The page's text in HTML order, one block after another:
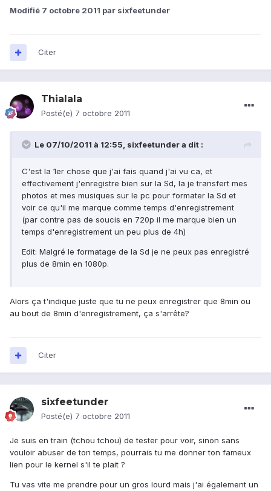
Modifié 7 octobre 2011 par sixfeetunder
Citer
Thialala
Posté(e) 7 octobre 2011
Le 07/10/2011 à 12:55, sixfeetunder a dit :
C'est la 1er chose que j'ai fais quand j'ai vu ca, et
effectivement j'enregistre bien sur la Sd, la je transfert mes
photos et mes musiques sur le pc pour formater la Sd et
voir ce qu'il me marque comme temps d'enregistrement
(par contre pas de soucis en 720p il me marque bien un
temps d'enregistrement un peu plus de 4h)
Edit: Malgré le formatage de la Sd je ne peux pas enregistré
plus de 8min en 1080p.
Alors ça t'indique juste que tu ne peux enregistrer que 8min ou
au bout de 8min d'enregistrement, ça s'arrête?
Citer
sixfeetunder
Posté(e) 7 octobre 2011
Je suis en train (tchou tchou) de tester pour voir, sinon sans
vouloir abuser de ton temps, pourrais tu me donner ton fameux
lien pour le kernel s'il te plait ?
Tu vas vite me prendre pour un gros lourd mais j'ai également un